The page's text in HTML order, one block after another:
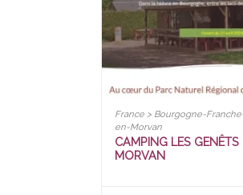
France > Bourgogne-
en-Morvan
CAMPING LES GENÊTS
MORVAN